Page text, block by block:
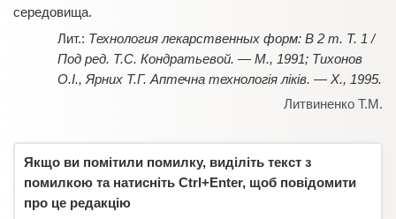
середовища.
Технология лекарственных форм: В 2 т. Т. 1 /
Под ред. Т.С. Кондратьевой. — М., 1991; Тихонов
О.I., Ярних Т.Г. Аптечна технологiя лiкiв. — Х., 1995.
Литвиненко Т.М.
Якщо ви помітили помилку, виділіть текст з
помилкою та натисніть Ctrl+Enter, щоб повідомити
про це редакцію